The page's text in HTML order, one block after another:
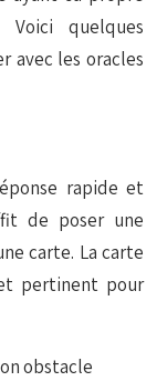
quelques
avec les oracles
rapide et
de poser une
carte. La carte
pertinent pour
obstacle